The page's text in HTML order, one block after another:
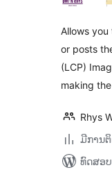
Allows
or posts
(LCP)
making
Rhys
ມີການ
ທົດສອ